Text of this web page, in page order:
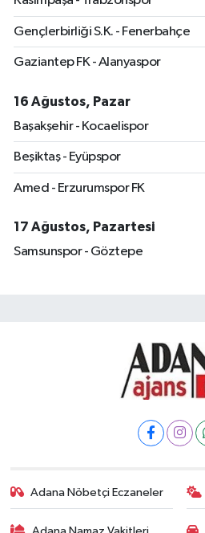
Gençlerbirliği S.K. - Fenerbahçe
Gaziantep FK - Alanyaspor
16 Ağustos, Pazar
Başakşehir - Kocaelispor
Beşiktaş - Eyüpspor
Amed - Erzurumspor FK
17 Ağustos, Pazartesi
Samsunspor - Göztepe
Adana Nöbetçi Eczaneler